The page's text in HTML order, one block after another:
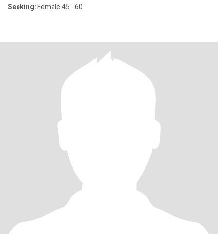
Seeking: Female 45 - 60